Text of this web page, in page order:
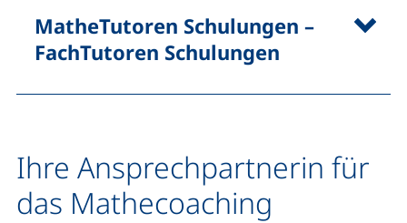
MatheTutoren Schulungen –
FachTutoren Schulungen
Ihre Ansprechpartnerin für
das Mathecoaching